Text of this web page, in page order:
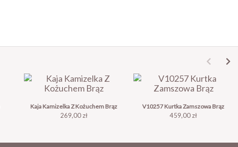
Kaja Kamizelka Z Kożuchem Brąz
Cena
269,00 zł
V10257 Kurtka Zamszowa Brąz
Cena
459,00 zł